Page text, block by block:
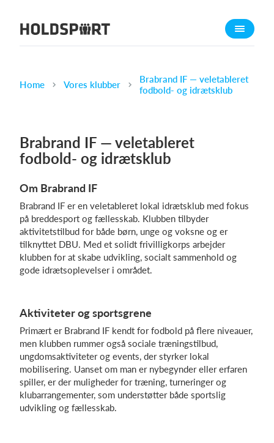
Om Holdsport
Karriere
Funktioner
Kalender
Webshop
Billetsystem
Hvad koster det?
Log på
Home Vores klubber
Brabrand IF — veletableret
fodbold- og idrætsklub
Brabrand IF — veletableret
fodbold- og idrætsklub
Om Brabrand IF
Brabrand IF er en veletableret lokal idrætsklub med fokus
på breddesport og fællesskab. Klubben tilbyder
aktivitetstilbud for både børn, unge og voksne og er
tilknyttet DBU. Med et solidt frivilligkorps arbejder
klubben for at skabe udvikling, socialt sammenhold og
gode idrætsoplevelser i området.
Aktiviteter og sportsgrene
Primært er Brabrand IF kendt for fodbold på flere niveauer,
men klubben rummer også sociale træningstilbud,
ungdomsaktiviteter og events, der styrker lokal
mobilisering. Uanset om man er nybegynder eller erfaren
spiller, er der muligheder for træning, turneringer og
klubarrangementer, som understøtter både sportslig
udvikling og fællesskab.